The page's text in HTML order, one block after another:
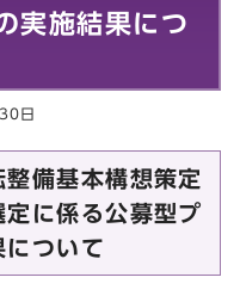
実施結果につ
日
備基本構想策定
に係る公募型プ
について